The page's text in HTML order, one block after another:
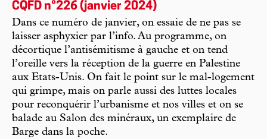
CQFD n°226 (janvier 2024)
Dans ce numéro de janvier, on essaie de ne pas se
laisser asphyxier par l’info. Au programme, on
décortique l’antisémitisme à gauche et on tend
l’oreille vers la réception de la guerre en Palestine
aux Etats-Unis. On fait le point sur le mal-logement
qui grimpe, mais on parle aussi des luttes locales
pour reconquérir l’urbanisme et nos villes et on se
balade au Salon des minéraux, un exemplaire de
Barge dans la poche.